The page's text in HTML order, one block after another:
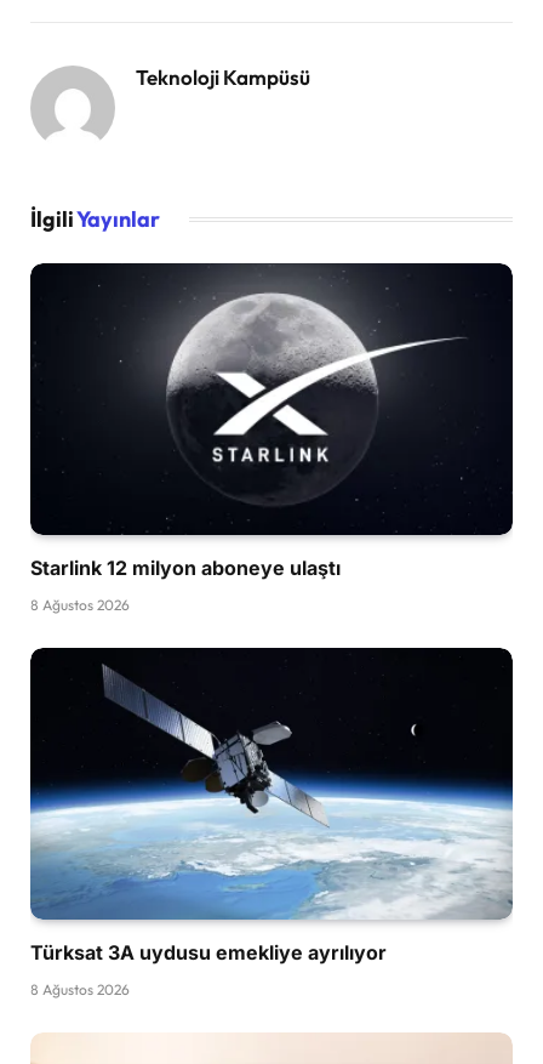
Teknoloji Kampüsü
İlgiliYayınlar
Starlink 12 milyon aboneye ulaştı
8 Ağustos 2026
Türksat 3A uydusu emekliye ayrılıyor
8 Ağustos 2026